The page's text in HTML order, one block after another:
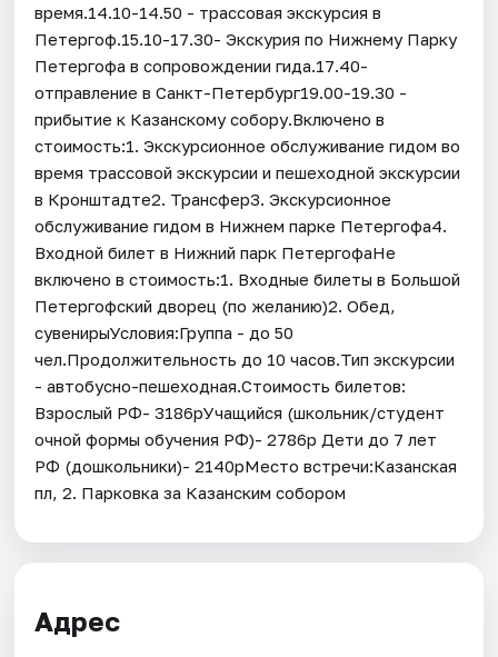
время.14.10-14.50 - трассовая экскурсия в
Петергоф.15.10-17.30- Экскурия по Нижнему Парку
Петергофа в сопровождении гида.17.40-
отправление в Санкт-Петербург19.00-19.30 -
прибытие к Казанскому собору.Включено в
стоимость:1. Экскурсионное обслуживание гидом во
время трассовой экскурсии и пешеходной экскурсии
в Кронштадте2. Трансфер3. Экскурсионное
обслуживание гидом в Нижнем парке Петергофа4.
Входной билет в Нижний парк ПетергофаНе
включено в стоимость:1. Входные билеты в Большой
Петергофский дворец (по желанию)2. Обед,
сувенирыУсловия:Группа - до 50
чел.Продолжительность до 10 часов.Тип экскурсии
- автобусно-пешеходная.Стоимость билетов:
Взрослый РФ- 3186рУчащийся (школьник/студент
очной формы обучения РФ)- 2786р Дети до 7 лет
РФ (дошкольники)- 2140рМесто встречи:Казанская
пл, 2. Парковка за Казанским собором
Адрес